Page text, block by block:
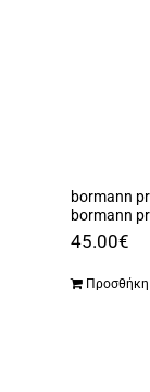
bormann
bormann
45.00€
Προσθήκη